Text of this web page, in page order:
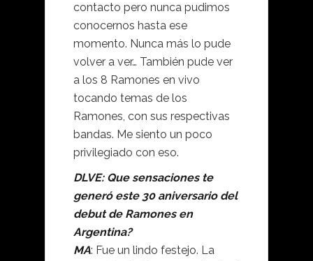
contacto pero nunca pudimos
conocernos hasta ese
momento. Nunca más lo pude
volver a ver… También pude ver
a los 8 Ramones en vivo
tocando temas de los
Ramones, con sus respectivas
bandas. Me siento un poco
privilegiado con eso.
DLVE: Que sensaciones te
generó este 30 aniversario del
debut de Ramones en
Argentina?
MA: Fue un lindo festejo. La